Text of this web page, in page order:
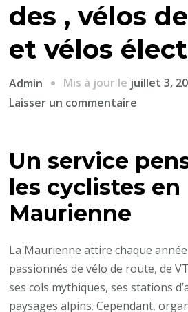
des , vélos
et vélos
Admin Mis à jour le juillet 3,
Laisser un commentaire
Taxi
à
Maurienne
il
le
sécurisé
Un service
les cyclistes en
Maurienne
La Maurienne attire chaque
passionnés de vélo de route, de
ses cols mythiques, ses stations
paysages alpins. Cependant,